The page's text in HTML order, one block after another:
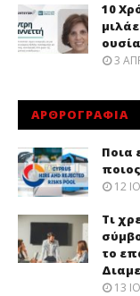
10
3
ΑΡΘΡΟΓΡΑΦΙΑ
Ποια
12
Τι
το
13